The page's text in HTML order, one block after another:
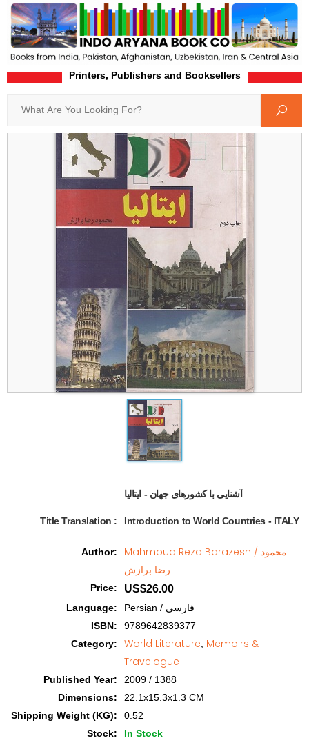
Printers, Publishers and Booksellers
Title Translation : Introduction to World Countries - ITALY
Author:
Mahmoud Reza Barazesh / محمود
رضا برازش
Price: US$26.00
Language:
Persian / فارسی
ISBN:
9789642839377
Category: World Literature Memoirs &
Travelogue
Published Year:
2009 / 1388
Dimensions:
22.1x15.3x1.3 CM
Shipping Weight (KG):
0.52
Stock:
In Stock